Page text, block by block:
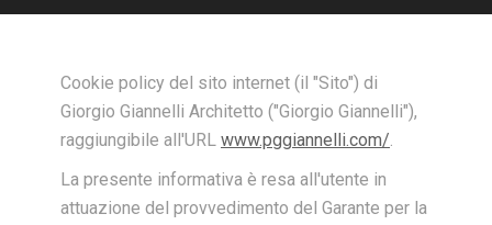
Cookie policy del sito internet (il "Sito") di
Giorgio Giannelli Architetto ("Giorgio Giannelli"),
raggiungibile all'URL www.pggiannelli.com/.
La presente informativa è resa all'utente in
attuazione del provvedimento del Garante per la